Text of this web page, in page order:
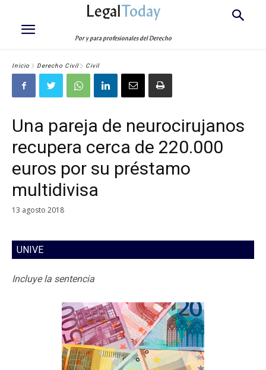
LegalToday
Por y para profesionales del Derecho
Inicio Derecho Civil Civil
Una pareja de neurocirujanos
recupera cerca de 220.000
euros por su préstamo
multidivisa
13 agosto 2018
UNIVE
Incluye la sentencia